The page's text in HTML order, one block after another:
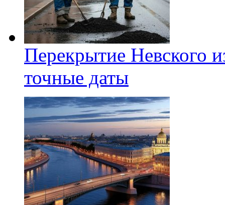
Перекрытие Невского
точные даты